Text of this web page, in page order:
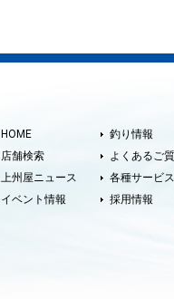
HOME
店舗検索
上州屋ニュース
イベント情報
釣り情報
よくあるご
各種サービス
採用情報